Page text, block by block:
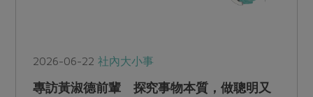
2026-06-22社內大小事
專訪黃淑德前輩 探究事物本質，做聰明又